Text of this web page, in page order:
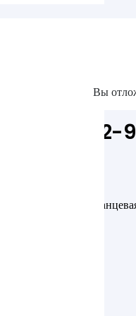
Вы
нержавеющая